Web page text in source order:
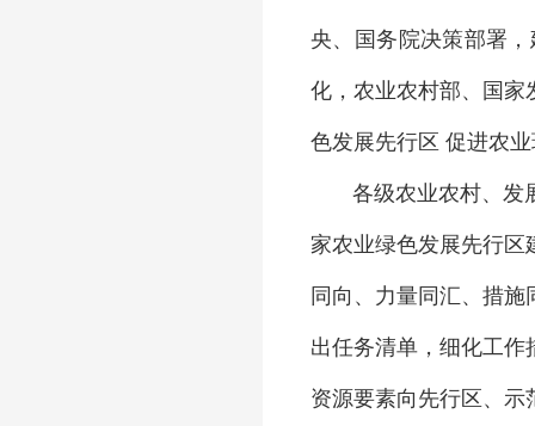
央、国务院决策部署
化，农业农村部、国家
色发展先行区 促进农
各级农业农村、发展
家农业绿色发展先行
同向、力量同汇、措
出任务清单，细化工
资源要素向先行区、